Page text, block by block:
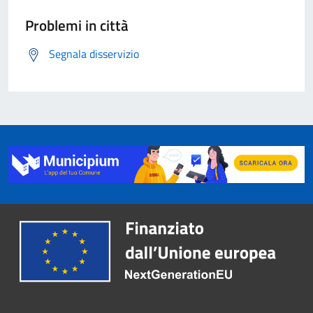
Problemi in città
Segnala disservizio